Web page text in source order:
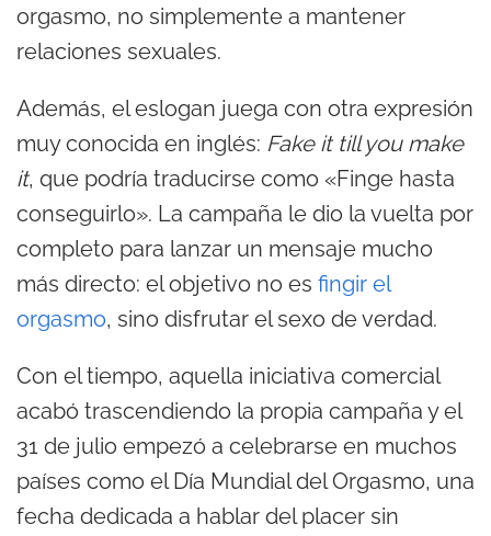
orgasmo, no simplemente a mantener
relaciones sexuales.
Además, el eslogan juega con otra expresión
muy conocida en inglés: Fake it till you make
it, que podría traducirse como «Finge hasta
conseguirlo». La campaña le dio la vuelta por
completo para lanzar un mensaje mucho
más directo: el objetivo no es fingir el
orgasmo, sino disfrutar el sexo de verdad.
Con el tiempo, aquella iniciativa comercial
acabó trascendiendo la propia campaña y el
31 de julio empezó a celebrarse en muchos
países como el Día Mundial del Orgasmo, una
fecha dedicada a hablar del placer sin